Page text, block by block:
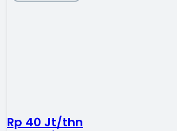
Rp 40 Jt/thn